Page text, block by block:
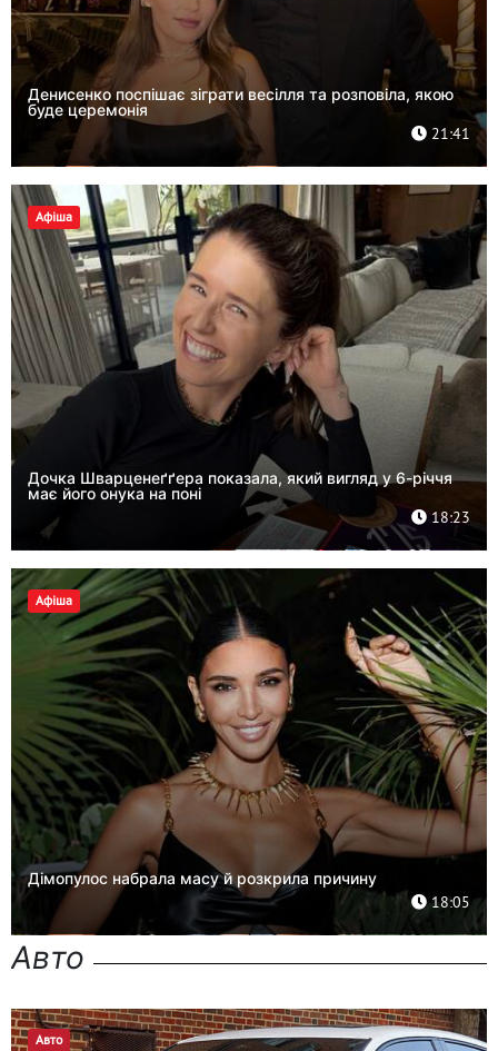
Денисенко поспішає зіграти весілля та розповіла, якою
буде церемонія
21:41
Афіша
Дочка Шварценеґґера показала, який вигляд у 6-річчя
має його онука на поні
18:23
Афіша
Дімопулос набрала масу й розкрила причину
18:05
Авто
Авто